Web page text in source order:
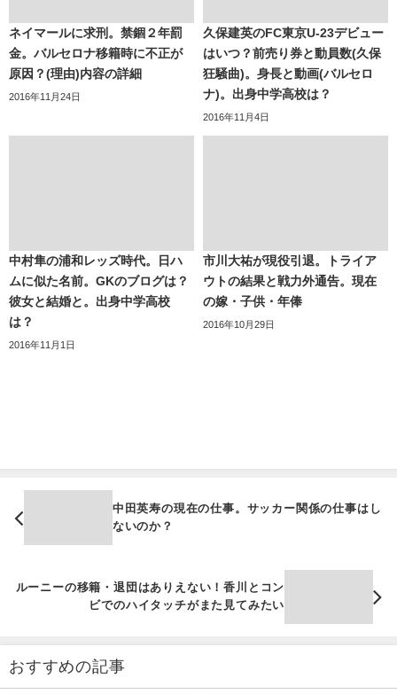
ネイマールに求刑。禁錮２年罰
金。バルセロナ移籍時に不正が
原因？(理由)内容の詳細
2016年11月24日
久保建英のFC東京U-23デビュー
はいつ？前売り券と動員数(久保
狂騒曲)。身長と動画(バルセロ
ナ)。出身中学高校は？
2016年11月4日
中村隼の浦和レッズ時代。日ハ
ムに似た名前。GKのブログは？
彼女と結婚と。出身中学高校
は？
2016年11月1日
市川大祐が現役引退。トライア
ウトの結果と戦力外通告。現在
の嫁・子供・年俸
2016年10月29日
中田英寿の現在の仕事。サッカー関係の仕事はし
ないのか？
ルーニーの移籍・退団はありえない！香川とコン
ビでのハイタッチがまた見てみたい
おすすめの記事